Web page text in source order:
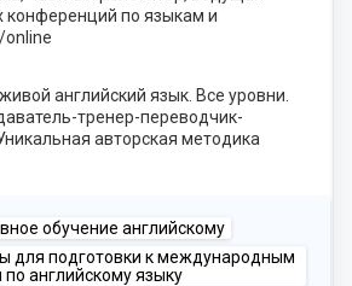
по языкам и
online
английский язык. Все уровни.
тренер-переводчик-
авторская методика
обучение английскому
для подготовки к международным
английскому языку